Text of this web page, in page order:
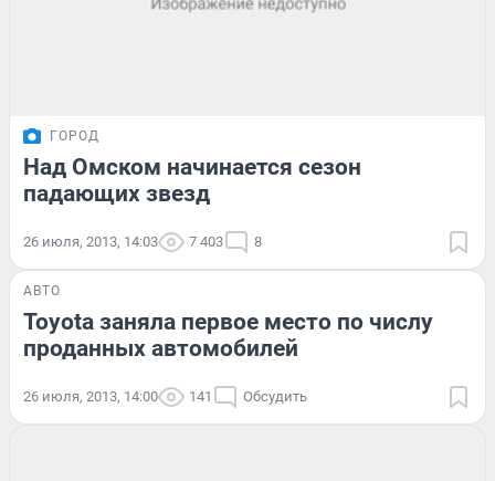
ГОРОД
Над Омском начинается сезон
падающих звезд
26 июля, 2013, 14:03 7 403 8
АВТО
Toyota заняла первое место по числу
проданных автомобилей
26 июля, 2013, 14:00 141 Обсудить